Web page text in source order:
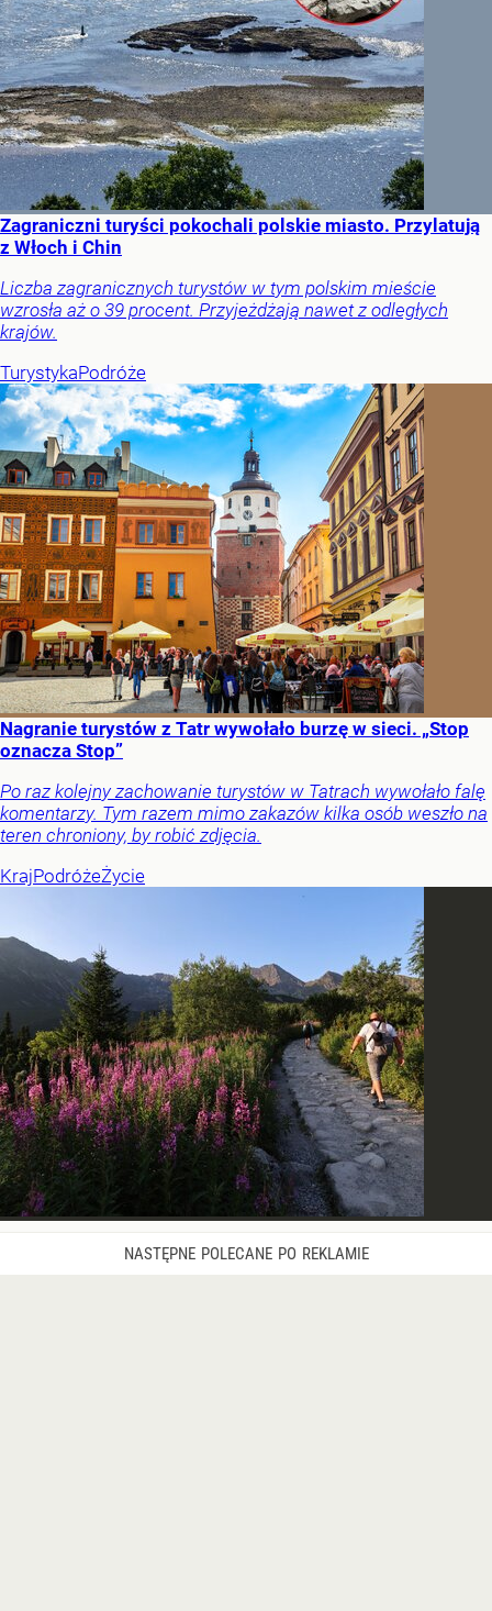
Zagraniczni turyści pokochali polskie miasto. Przylatują
z Włoch i Chin
Liczba zagranicznych turystów w tym polskim mieście
wzrosła aż o 39 procent. Przyjeżdżają nawet z odległych
krajów.
TurystykaPodróże
Nagranie turystów z Tatr wywołało burzę w sieci. „Stop
oznacza Stop”
Po raz kolejny zachowanie turystów w Tatrach wywołało falę
komentarzy. Tym razem mimo zakazów kilka osób weszło na
teren chroniony, by robić zdjęcia.
KrajPodróżeŻycie